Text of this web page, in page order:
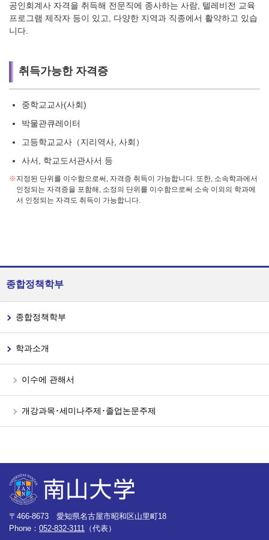
공인회계사 자격을 취득해 전문직에 종사하는 사람, 텔레비전 교육
프로그램 제작자 등이 있고, 다양한 지역과 직종에서 활약하고 있습
니다.
취득가능한 자격증
중학교교사(사회)
박물관큐레이터
고등학교교사（지리역사, 사회）
사서, 학교도서관사서 등
※지정된 단위를 이수함으로써, 자격증 취득이 가능합니다. 또한, 소속학과에서
인정되는 자격증을 포함해, 소정의 단위를 이수함으로써 소속 이외의 학과에
서 인정되는 자격도 취득이 가능합니다.
종합정책학부
종합정책학부
학과소개
이수에 관해서
개강과목･세미나주제･졸업논문주제
〒466-8673 愛知県名古屋市昭和区山里町18
Phone： 052-832-3111 （代表）